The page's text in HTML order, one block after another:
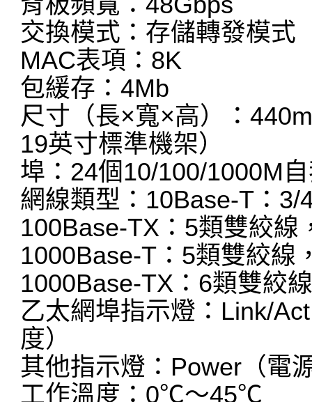
交換模式：存儲轉發模式
MAC表項：8K
包緩存：4Mb
尺寸（長×寬×高）：
19英寸標準機架）
埠：24個10/100/1000M
網線類型：10Base-T：
100Base-TX：5類雙絞線
1000Base-T：5類雙絞線
1000Base-TX：6類雙絞
乙太網埠指示燈：Link/
度）
其他指示燈：Power（電
工作溫度：0℃～45℃